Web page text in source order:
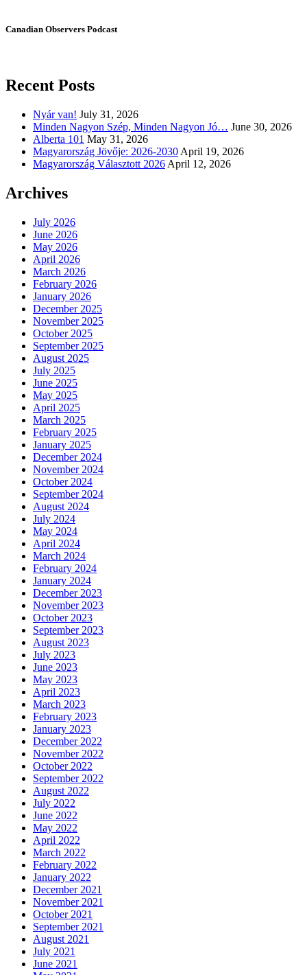
Canadian Observers Podcast
Recent Posts
Nyár van! July 31, 2026
Minden Nagyon Szép, Minden Nagyon Jó… June 30, 2026
Alberta 101 May 31, 2026
Magyarország Jövője: 2026-2030 April 19, 2026
Magyarország Választott 2026 April 12, 2026
Archives
July 2026
June 2026
May 2026
April 2026
March 2026
February 2026
January 2026
December 2025
November 2025
October 2025
September 2025
August 2025
July 2025
June 2025
May 2025
April 2025
March 2025
February 2025
January 2025
December 2024
November 2024
October 2024
September 2024
August 2024
July 2024
May 2024
April 2024
March 2024
February 2024
January 2024
December 2023
November 2023
October 2023
September 2023
August 2023
July 2023
June 2023
May 2023
April 2023
March 2023
February 2023
January 2023
December 2022
November 2022
October 2022
September 2022
August 2022
July 2022
June 2022
May 2022
April 2022
March 2022
February 2022
January 2022
December 2021
November 2021
October 2021
September 2021
August 2021
July 2021
June 2021